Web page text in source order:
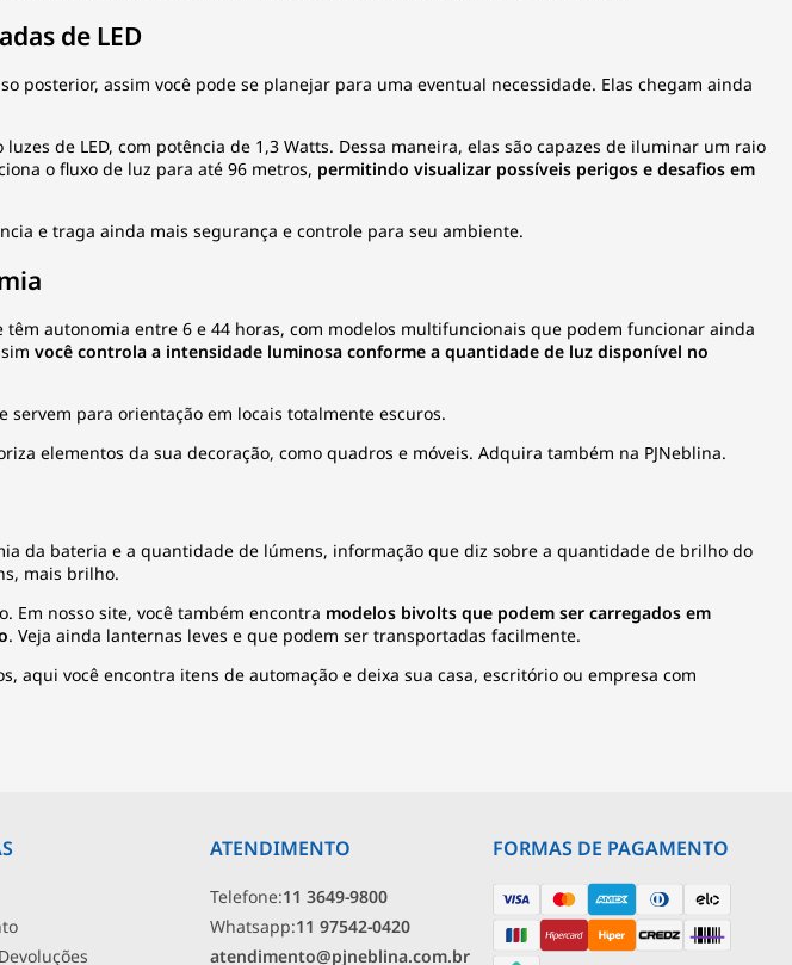
de LED
posterior, assim você pode se planejar para uma eventual necessidade. Elas chegam ainda
de LED, com potência de 1,3 Watts. Dessa maneira, elas são capazes de iluminar um raio
o fluxo de luz para até 96 metros, permitindo visualizar possíveis perigos e desafios em
e traga ainda mais segurança e controle para seu ambiente.
autonomia entre 6 e 44 horas, com modelos multifuncionais que podem funcionar ainda
você controla a intensidade luminosa conforme a quantidade de luz disponível no
para orientação em locais totalmente escuros.
elementos da sua decoração, como quadros e móveis. Adquira também na PJNeblina.
da bateria e a quantidade de lúmens, informação que diz sobre a quantidade de brilho do
mais brilho.
Em nosso site, você também encontra modelos bivolts que podem ser carregados em
. Veja ainda lanternas leves e que podem ser transportadas facilmente.
aqui você encontra itens deautomação e deixa sua casa, escritório ou empresa com
ATENDIMENTO
Telefone:11 3649-9800
Whatsapp:11 97542-0420
atendimento@pjneblina.com.br
FORMAS DE PAGAMENTO